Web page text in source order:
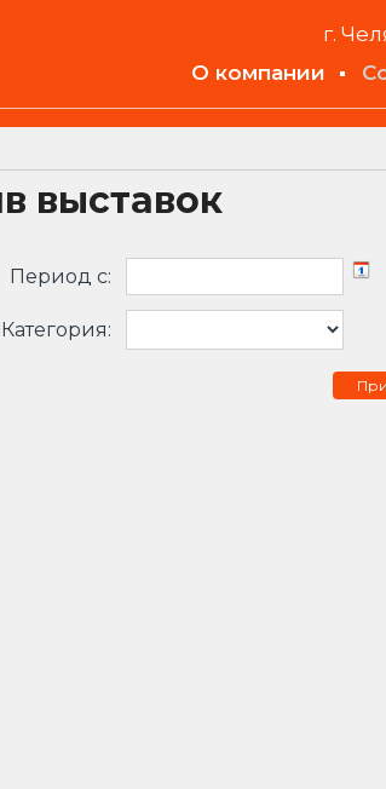
г.
О компании
выставок
Период c:
Категория: